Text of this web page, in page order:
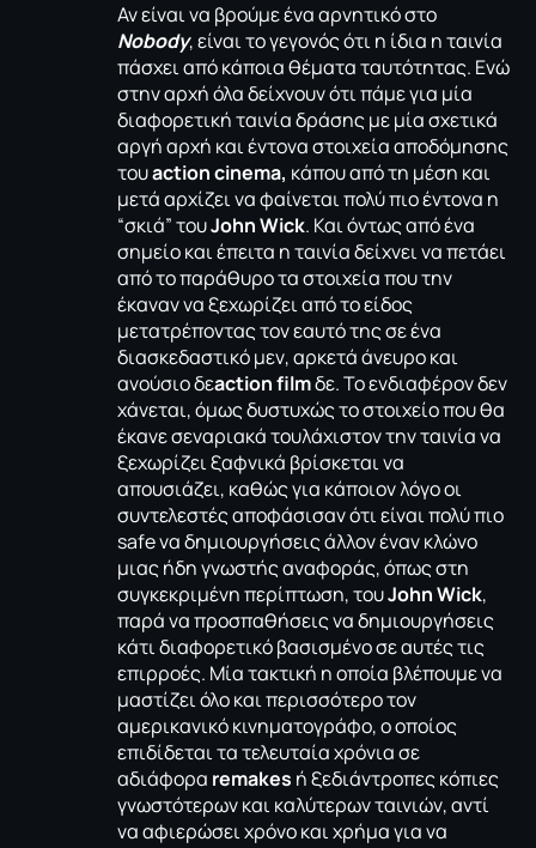
Αν είναι να βρούμε ένα αρνητικό στο
Nobody, είναι το γεγονός ότι η ίδια η ταινία
πάσχει από κάποια θέματα ταυτότητας. Ενώ
στην αρχή όλα δείχνουν ότι πάμε για μία
διαφορετική ταινία δράσης με μία σχετικά
αργή αρχή και έντονα στοιχεία αποδόμησης
τουaction cinema, κάπου από τη μέση και
μετά αρχίζει να φαίνεται πολύ πιο έντονα η
“σκιά” τουJohn Wick. Και όντως από ένα
σημείο και έπειτα η ταινία δείχνει να πετάει
από το παράθυρο τα στοιχεία που την
έκαναν να ξεχωρίζει από το είδος
μετατρέποντας τον εαυτό της σε ένα
διασκεδαστικό μεν, αρκετά άνευρο και
ανούσιο δεaction filmδε. Το ενδιαφέρον δεν
χάνεται, όμως δυστυχώς το στοιχείο που θα
έκανε σεναριακά τουλάχιστον την ταινία να
ξεχωρίζει ξαφνικά βρίσκεται να
απουσιάζει, καθώς για κάποιον λόγο οι
συντελεστές αποφάσισαν ότι είναι πολύ πιο
safe να δημιουργήσεις άλλον έναν κλώνο
μιας ήδη γνωστής αναφοράς, όπως στη
συγκεκριμένη περίπτωση, τουJohn Wick,
παρά να προσπαθήσεις να δημιουργήσεις
κάτι διαφορετικό βασισμένο σε αυτές τις
επιρροές. Μία τακτική η οποία βλέπουμε να
μαστίζει όλο και περισσότερο τον
αμερικανικό κινηματογράφο, ο οποίος
επιδίδεται τα τελευταία χρόνια σε
αδιάφορα remakes ή ξεδιάντροπες κόπιες
γνωστότερων και καλύτερων ταινιών, αντί
να αφιερώσει χρόνο και χρήμα για να